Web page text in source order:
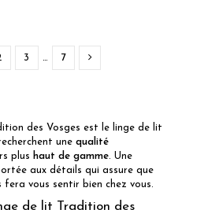
3 7
des Vosges est le linge de lit
une qualité
plus haut de gamme. Une
aux détails qui assure que
vous sentir bien chez vous.
de lit Tradition des